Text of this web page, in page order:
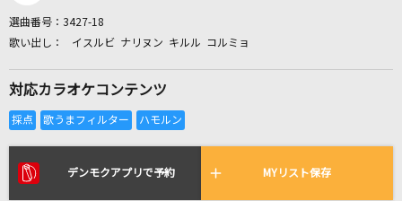
全国りれき
リアルタイムで歌われている曲の一覧
選曲番号： 3427-18
イスルビ ナリヌン キルル コルミョ
対応カラオケコンテンツ
デンモクアプリで予約 MYリスト保存